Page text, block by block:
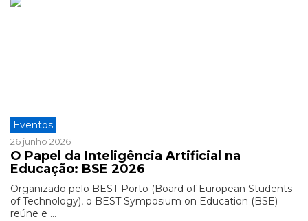
Eventos
26 junho 2026
O Papel da Inteligência Artificial na
Educação: BSE 2026
Organizado pelo BEST Porto (Board of European Students
of Technology), o BEST Symposium on Education (BSE)
reúne e ...